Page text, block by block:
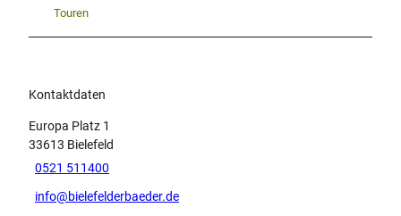
Touren
Kontaktdaten
Europa Platz 1
33613 Bielefeld
0521 511400
info@bielefelderbaeder.de